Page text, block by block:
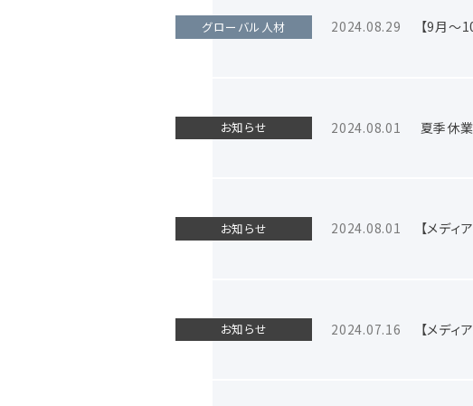
グローバル人材 2024.08.29 【9月～
お知らせ 2024.08.01 夏季休
お知らせ 2024.08.01 【メデ
お知らせ 2024.07.16 【メデ